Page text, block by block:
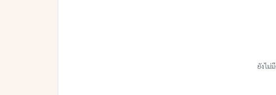
ยังไม่